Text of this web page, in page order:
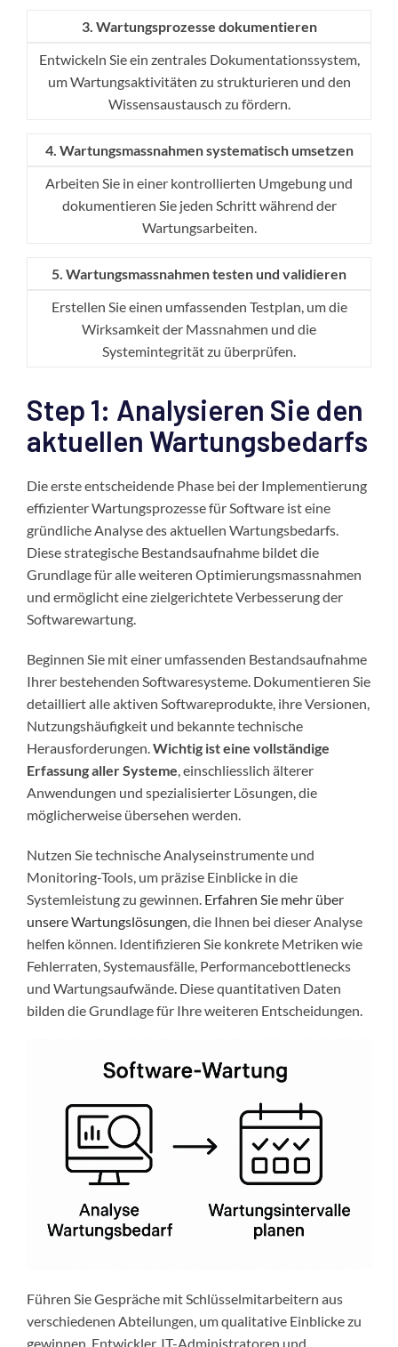
3. Wartungsprozesse dokumentieren
Entwickeln Sie ein zentrales Dokumentationssystem,
um Wartungsaktivitäten zu strukturieren und den
Wissensaustausch zu fördern.
4. Wartungsmassnahmen systematisch umsetzen
Arbeiten Sie in einer kontrollierten Umgebung und
dokumentieren Sie jeden Schritt während der
Wartungsarbeiten.
5. Wartungsmassnahmen testen und validieren
Erstellen Sie einen umfassenden Testplan, um die
Wirksamkeit der Massnahmen und die
Systemintegrität zu überprüfen.
Step 1: Analysieren Sie den
aktuellen Wartungsbedarfs
Die erste entscheidende Phase bei der Implementierung
effizienter Wartungsprozesse für Software ist eine
gründliche Analyse des aktuellen Wartungsbedarfs.
Diese strategische Bestandsaufnahme bildet die
Grundlage für alle weiteren Optimierungsmassnahmen
und ermöglicht eine zielgerichtete Verbesserung der
Softwarewartung.
Beginnen Sie mit einer umfassenden Bestandsaufnahme
Ihrer bestehenden Softwaresysteme. Dokumentieren Sie
detailliert alle aktiven Softwareprodukte, ihre Versionen,
Nutzungshäufigkeit und bekannte technische
Herausforderungen.Wichtig ist eine vollständige
Erfassung aller Systeme, einschliesslich älterer
Anwendungen und spezialisierter Lösungen, die
möglicherweise übersehen werden.
Nutzen Sie technische Analyseinstrumente und
Monitoring-Tools, um präzise Einblicke in die
Systemleistung zu gewinnen. Erfahren Sie mehr über
unsere Wartungslösungen, die Ihnen bei dieser Analyse
helfen können. Identifizieren Sie konkrete Metriken wie
Fehlerraten, Systemausfälle, Performancebottlenecks
und Wartungsaufwände. Diese quantitativen Daten
bilden die Grundlage für Ihre weiteren Entscheidungen.
Führen Sie Gespräche mit Schlüsselmitarbeitern aus
verschiedenen Abteilungen, um qualitative Einblicke zu
gewinnen. Entwickler, IT-Administratoren und